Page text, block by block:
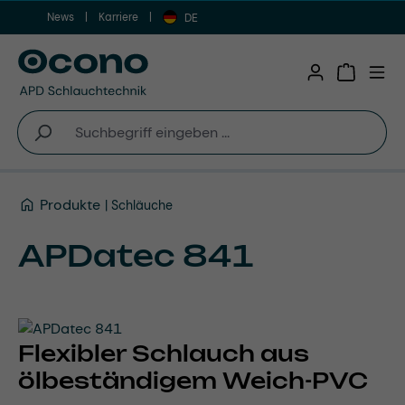
Zum Hauptinhalt springen
News Karriere DE
Produkte Schläuche
APDatec 841
Flexibler Schlauch aus
ölbeständigem Weich-PVC